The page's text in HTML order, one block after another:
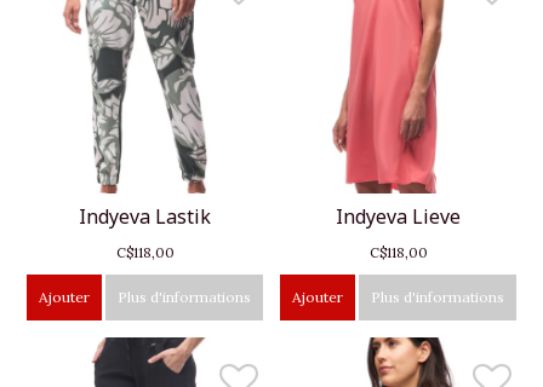
Indyeva Lastik
C$118,00
Ajouter Plus d'informations
Indyeva Lieve
C$118,00
Ajouter Plus d'informations